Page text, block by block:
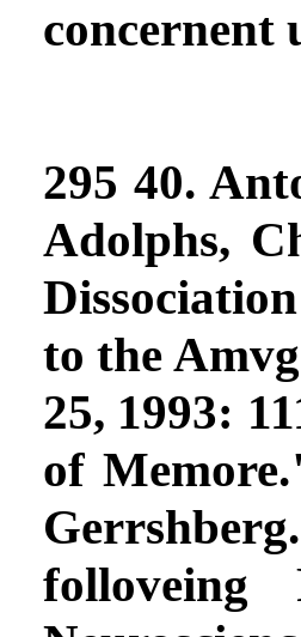
concernent
295 40.
Adolphs,
to the
25, 1993:
of